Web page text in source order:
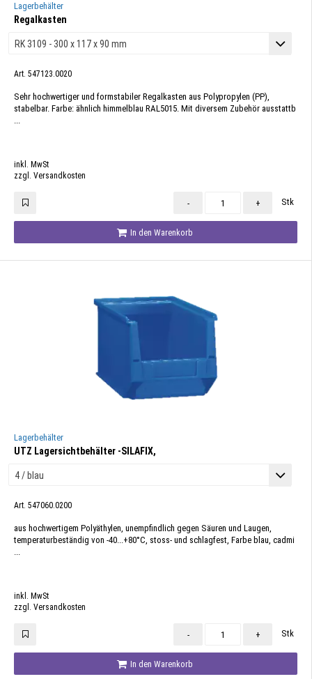
Lagerbehälter
Regalkasten
Art. 547123.0020
Sehr hochwertiger und formstabiler Regalkasten aus Polypropylen (PP),
stabelbar. Farbe: ähnlich himmelblau RAL5015. Mit diversem Zubehör ausstattb
...
inkl. MwSt
zzgl. Versandkosten
- + Stk
In den Warenkorb
Lagerbehälter
UTZ Lagersichtbehälter -SILAFIX,
Art. 547060.0200
aus hochwertigem Polyäthylen, unempfindlich gegen Säuren und Laugen,
temperaturbeständig von -40...+80°C, stoss- und schlagfest, Farbe blau, cadmi
...
inkl. MwSt
zzgl. Versandkosten
- + Stk
In den Warenkorb